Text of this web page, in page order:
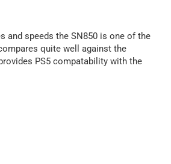
and speeds the SN850 is one of the
quite well against the
PS5 compatability with the